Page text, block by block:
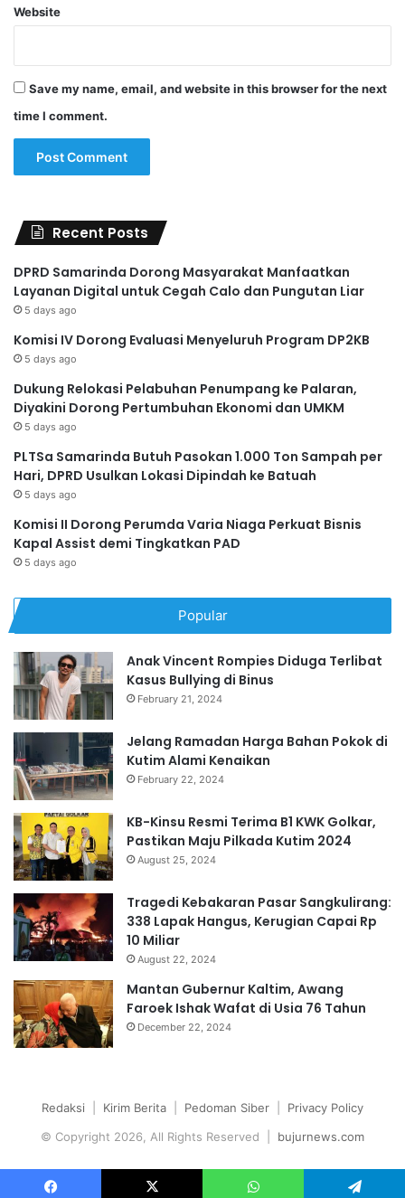
Website
Save my name, email, and website in this browser for the next
time I comment.
Recent Posts
DPRD Samarinda Dorong Masyarakat Manfaatkan
Layanan Digital untuk Cegah Calo dan Pungutan Liar
5 days ago
Komisi IV Dorong Evaluasi Menyeluruh Program DP2KB
5 days ago
Dukung Relokasi Pelabuhan Penumpang ke Palaran,
Diyakini Dorong Pertumbuhan Ekonomi dan UMKM
5 days ago
PLTSa Samarinda Butuh Pasokan 1.000 Ton Sampah per
Hari, DPRD Usulkan Lokasi Dipindah ke Batuah
5 days ago
Komisi II Dorong Perumda Varia Niaga Perkuat Bisnis
Kapal Assist demi Tingkatkan PAD
5 days ago
Popular
Anak Vincent Rompies Diduga Terlibat
Kasus Bullying di Binus
February 21, 2024
Jelang Ramadan Harga Bahan Pokok di
Kutim Alami Kenaikan
February 22, 2024
KB-Kinsu Resmi Terima B1 KWK Golkar,
Pastikan Maju Pilkada Kutim 2024
August 25, 2024
Tragedi Kebakaran Pasar Sangkulirang:
338 Lapak Hangus, Kerugian Capai Rp
10 Miliar
August 22, 2024
Mantan Gubernur Kaltim, Awang
Faroek Ishak Wafat di Usia 76 Tahun
December 22, 2024
Redaksi Kirim Berita Pedoman Siber
Privacy Policy
© Copyright 2026, All Rights Reserved | bujurnews.com